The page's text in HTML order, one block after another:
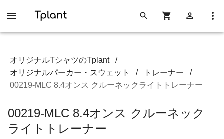
オリジナルTシャツのTplant
/
オリジナルパーカー・スウェット
/ トレーナー
/
00219-MLC 8.4オンス クルーネックライトトレーナー
00219-MLC 8.4オンス クルーネック
ライトトレーナー